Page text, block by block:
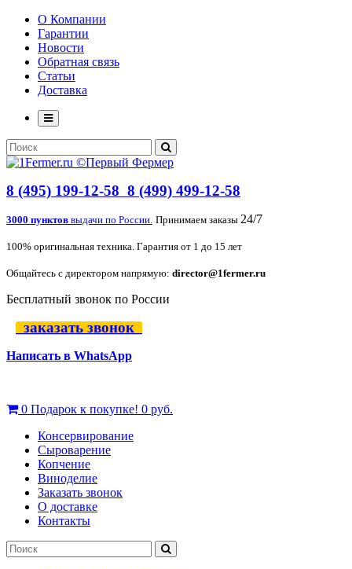
О Компании
Гарантии
Новости
Обратная связь
Статьи
Доставка
8 (495) 199-12-58 8 (499) 499-12-58
3000 пунктов выдачи по России. Принимаем заказы 24/7
100% оригинальная техника. Гарантия от 1 до 15 лет
Общайтесь с директором напрямую: director@1fermer.ru
Бесплатный звонок по России
заказать звонок
Написать в WhatsApp
0 Подарок к покупке! 0 руб.
Консервирование
Сыроварение
Копчение
Виноделие
Заказать звонок
О доставке
Контакты